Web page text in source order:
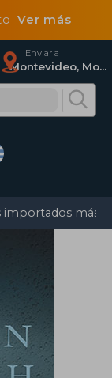
Ver más
Enviar a
Montevideo, Montevideo
importados más